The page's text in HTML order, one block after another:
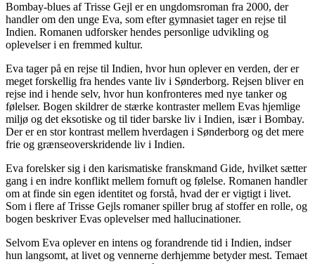
Bombay-blues af Trisse Gejl er en ungdomsroman fra 2000, der
handler om den unge Eva, som efter gymnasiet tager en rejse til
Indien. Romanen udforsker hendes personlige udvikling og
oplevelser i en fremmed kultur.
Eva tager på en rejse til Indien, hvor hun oplever en verden, der er
meget forskellig fra hendes vante liv i Sønderborg. Rejsen bliver en
rejse ind i hende selv, hvor hun konfronteres med nye tanker og
følelser. Bogen skildrer de stærke kontraster mellem Evas hjemlige
miljø og det eksotiske og til tider barske liv i Indien, især i Bombay.
Der er en stor kontrast mellem hverdagen i Sønderborg og det mere
frie og grænseoverskridende liv i Indien.
Eva forelsker sig i den karismatiske franskmand Gide, hvilket sætter
gang i en indre konflikt mellem fornuft og følelse. Romanen handler
om at finde sin egen identitet og forstå, hvad der er vigtigt i livet.
Som i flere af Trisse Gejls romaner spiller brug af stoffer en rolle, og
bogen beskriver Evas oplevelser med hallucinationer.
Selvom Eva oplever en intens og forandrende tid i Indien, indser
hun langsomt, at livet og vennerne derhjemme betyder mest. Temaet